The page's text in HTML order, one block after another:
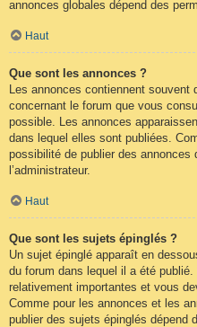
annonces globales dépend des
Haut
Que sont les annonces ?
Les annonces contiennent souvent
concernant le forum que vous
possible. Les annonces
dans lequel elles sont publiées.
possibilité de publier des
l’administrateur.
Haut
Que sont les sujets épinglés ?
Un sujet épinglé apparaît en
du forum dans lequel il a été
relativement importantes et vous
Comme pour les annonces et les
publier des sujets épinglés dépend